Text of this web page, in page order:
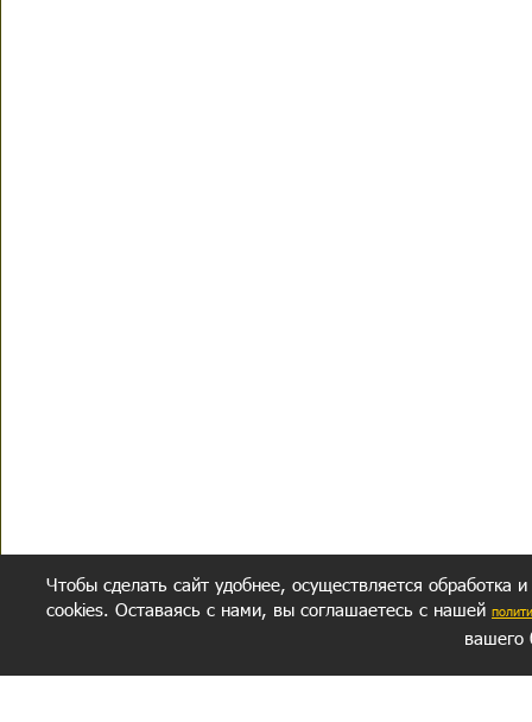
Чтобы сделать сайт удобнее, осуществляется обработка
cookies. Оставаясь с нами, вы соглашаетесь с нашей
вашего